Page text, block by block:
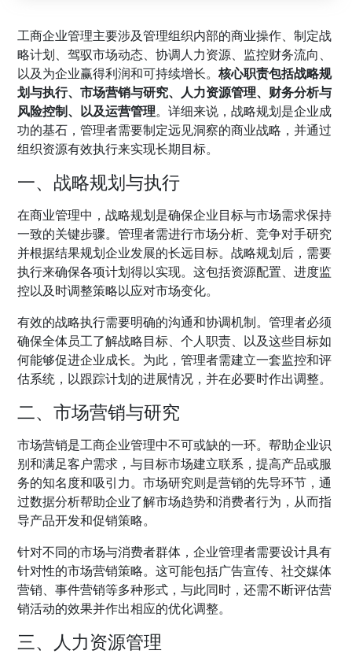
工商企业管理主要涉及管理组织内部的商业操作、制定战
略计划、驾驭市场动态、协调人力资源、监控财务流向、
以及为企业赢得利润和可持续增长。核心职责包括战略规
划与执行、市场营销与研究、人力资源管理、财务分析与
风险控制、以及运营管理。详细来说，战略规划是企业成
功的基石，管理者需要制定远见洞察的商业战略，并通过
组织资源有效执行来实现长期目标。
一、战略规划与执行
在商业管理中，战略规划是确保企业目标与市场需求保持
一致的关键步骤。管理者需进行市场分析、竞争对手研究
并根据结果规划企业发展的长远目标。战略规划后，需要
执行来确保各项计划得以实现。这包括资源配置、进度监
控以及时调整策略以应对市场变化。
有效的战略执行需要明确的沟通和协调机制。管理者必须
确保全体员工了解战略目标、个人职责、以及这些目标如
何能够促进企业成长。为此，管理者需建立一套监控和评
估系统，以跟踪计划的进展情况，并在必要时作出调整。
二、市场营销与研究
市场营销是工商企业管理中不可或缺的一环。帮助企业识
别和满足客户需求，与目标市场建立联系，提高产品或服
务的知名度和吸引力。市场研究则是营销的先导环节，通
过数据分析帮助企业了解市场趋势和消费者行为，从而指
导产品开发和促销策略。
针对不同的市场与消费者群体，企业管理者需要设计具有
针对性的市场营销策略。这可能包括广告宣传、社交媒体
营销、事件营销等多种形式，与此同时，还需不断评估营
销活动的效果并作出相应的优化调整。
三、人力资源管理